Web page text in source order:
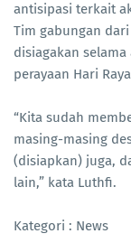
antisipasi terkait
Tim gabungan
disiagakan
perayaan Hari
“Kita sudah
masing-masing
(disiapkan) juga,
lain,” kata Luthfi.
Kategori : News